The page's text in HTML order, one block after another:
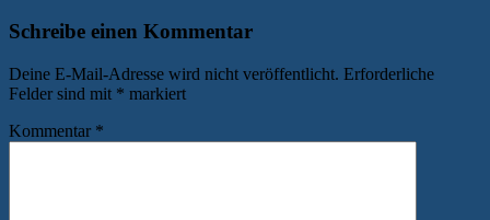
Schreibe einen Kommentar
Deine E-Mail-Adresse wird nicht veröffentlicht. Erforderliche
Felder sind mit * markiert
Kommentar *